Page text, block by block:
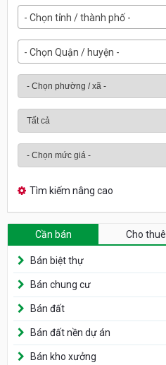
- Chọn tỉnh / thành phố -
- Chọn Quận / huyện -
Tìm kiếm nâng cao
Cần bán Cho thuê
Bán biệt thự
Bán chung cư
Bán đất
Bán đất nền dự án
Bán kho xưởng